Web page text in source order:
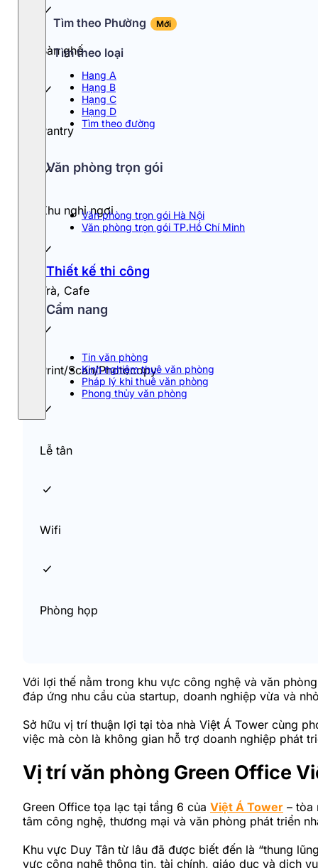
Tìm theo Phường Mới
Tìm theo loại
Hang A
Hạng B
Hạng C
Hạng D
Tìm theo đường
Văn phòng trọn gói
Văn phòng trọn gói Hà Nội
Văn phòng trọn gói TP.Hồ Chí Minh
Thiết kế thi công
Cẩm nang
Tin văn phòng
Kinh nghiệm thuê văn phòng
Pháp lý khi thuê văn phòng
Phong thủy văn phòng
Bàn ghế
Pantry
Khu nghỉ ngơi
Trà, Cafe
Print/Scan/Photocopy
Lễ tân
Wifi
Phòng họp
Với lợi thế nằm trong khu vực công nghệ và văn
đáp ứng nhu cầu của startup, doanh nghiệp vừa và
Sở hữu vị trí thuận lợi tại tòa nhà Việt Á Tower cùng
việc mà còn là không gian hỗ trợ doanh nghiệp phát
Vị trí văn phòng Green Office
Green Office tọa lạc tại tầng 6 của Việt Á Tower – tòa
tâm công nghệ, thương mại và văn phòng phát triển
Khu vực Duy Tân từ lâu đã được biết đến là “thung
vực công nghệ thông tin, tài chính, giáo dục và dịch